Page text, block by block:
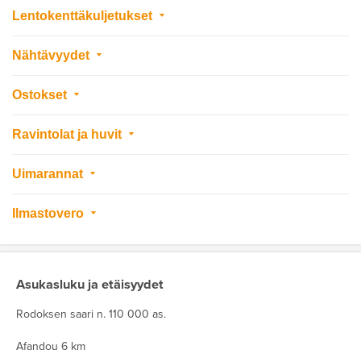
Lentokenttäkuljetukset
Nähtävyydet
Ostokset
Ravintolat ja huvit
Uimarannat
Ilmastovero
Asukasluku ja etäisyydet
Rodoksen saari n. 110 000 as.
Afandou 6 km